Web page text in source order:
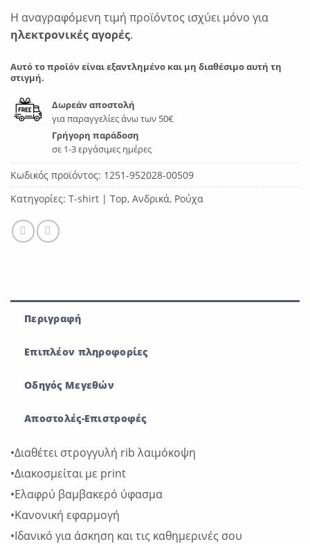
Η αναγραφόμενη τιμή προϊόντος ισχύει μόνο για
ηλεκτρονικές αγορές.
Αυτό το προϊόν είναι εξαντλημένο και μη διαθέσιμο αυτή τη
στιγμή.
Δωρεάν αποστολή
για παραγγελίες άνω των 50€
Γρήγορη παράδοση
σε 1-3 εργάσιμες ημέρες
Κωδικός προϊόντος: 1251-952028-00509
Κατηγορίες: T-shirt | Top, Ανδρικά, Ρούχα
Περιγραφή
Επιπλέον πληροφορίες
Οδηγός Μεγεθών
Αποστολές-Επιστροφές
•Διαθέτει στρογγυλή rib λαιμόκοψη
•Διακοσμείται με print
•Eλαφρύ βαμβακερό ύφασμα
•Κανονική εφαρμογή
•Ιδανικό για άσκηση και τις καθημερινές σoυ